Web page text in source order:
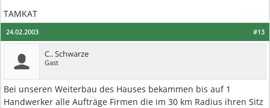
TAMKAT
#13
24.02.2003
C.. Schwarze
Gast
Bei unseren Weiterbau des Hauses bekammen bis auf 1
Handwerker alle Aufträge Firmen die im 30 km Radius ihren Sitz